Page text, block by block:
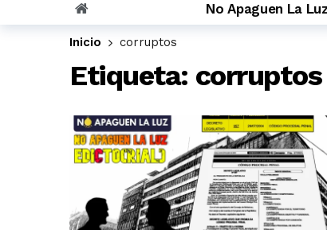
La Sexta Sala Penal limpia
Sinuosos cambios en la sala
María Caruajulca Quispe
La apelación fiscal contra el
La lista de administrativos
No Apaguen La Luz
Inicio corruptos
Etiqueta: corruptos